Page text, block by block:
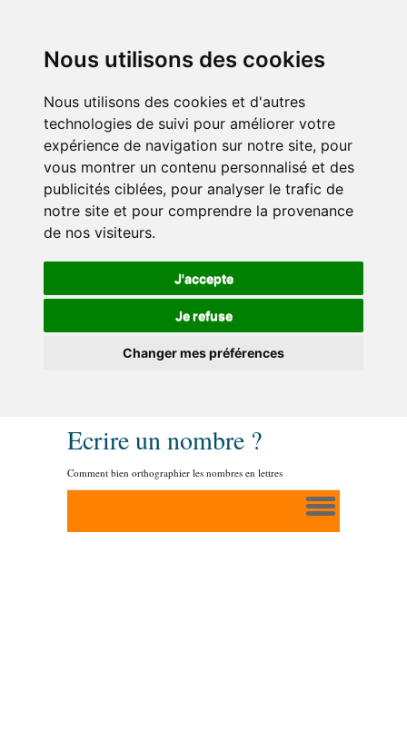
Nous utilisons des cookies
Nous utilisons des cookies et d'autres
technologies de suivi pour améliorer votre
expérience de navigation sur notre site, pour
vous montrer un contenu personnalisé et des
publicités ciblées, pour analyser le trafic de
notre site et pour comprendre la provenance
de nos visiteurs.
J'accepte
Je refuse
Changer mes préférences
Ecrire un nombre ?
Comment bien orthographier les nombres en lettres